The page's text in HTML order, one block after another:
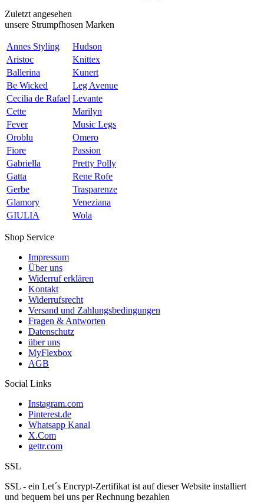
Zuletzt angesehen
unsere Strumpfhosen Marken
Annes Styling
Hudson
Aristoc
Knittex
Ballerina
Kunert
Be Wicked
Leg Avenue
Cecilia de Rafael Levante
Cette
Marilyn
Fever
Music Legs
Oroblu
Omero
Fiore
Passion
Gabriella
Pretty Polly
Gatta
Rene Rofe
Gerbe
Trasparenze
Glamory
Veneziana
GIULIA
Wola
Shop Service
Impressum
Über uns
Widerruf erklären
Kontakt
Widerrufsrecht
Versand und Zahlungsbedingungen
Fragen & Antworten
Datenschutz
über uns
MyFlexbox
AGB
Social Links
Instagram.com
Pinterest.de
Whatsapp Kanal
X.Com
gettr.com
SSL
SSL - ein Let´s Encrypt-Zertifikat ist auf dieser Website installiert
und bequem bei uns per Rechnung bezahlen